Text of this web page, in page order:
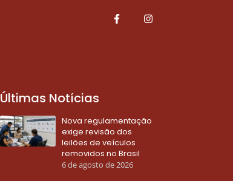
Últimas Notícias
Nova regulamentação
exige revisão dos
leilões de veículos
removidos no Brasil
6 de agosto de 2026